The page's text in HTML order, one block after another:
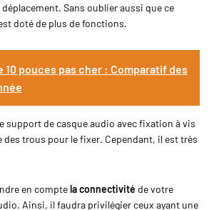
Sans oublier aussi que ce
doté de plus de fonctions.
pouces pas cher : Comparatif des
support de casque audio avec fixation à vis
des trous pour le fixer. Cependant, il est très
en comptela connectivité de votre
Ainsi, il faudra privilégier ceux ayant une